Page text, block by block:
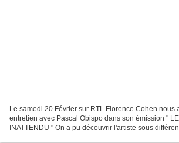
Le samedi 20 Février sur RTL Florence Cohen nous
entretien avec Pascal Obispo dans son émission "
INATTENDU " On a pu découvrir l'artiste sous